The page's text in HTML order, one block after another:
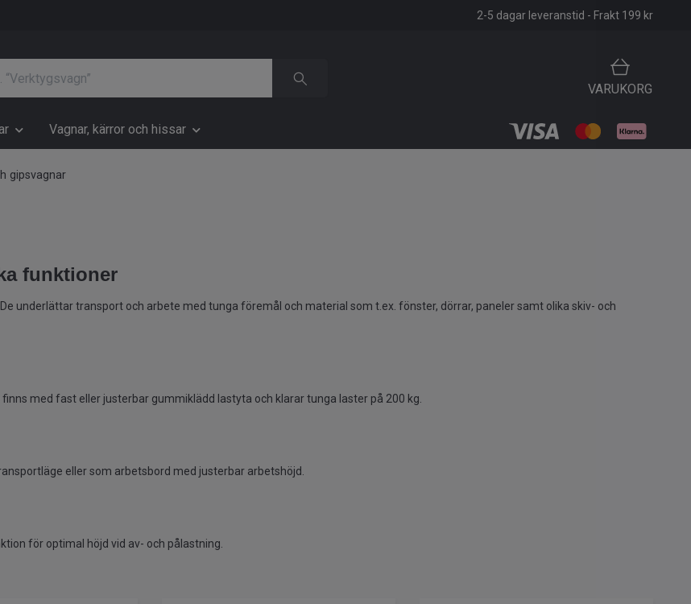
2-5 dagar leveranstid - Frakt 199 kr
VARUKORG
Vagnar, kärror och hissar
gipsvagnar
funktioner
underlättar transport och arbete med tunga föremål och material som t.ex. fönster, dörrar, paneler samt olika skiv- och
med fast eller justerbar gummiklädd lastyta och klarar tunga laster på 200 kg.
eller som arbetsbord med justerbar arbetshöjd.
för optimal höjd vid av- och pålastning.